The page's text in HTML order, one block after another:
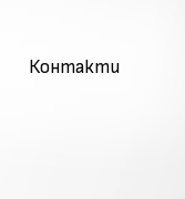
Контакти